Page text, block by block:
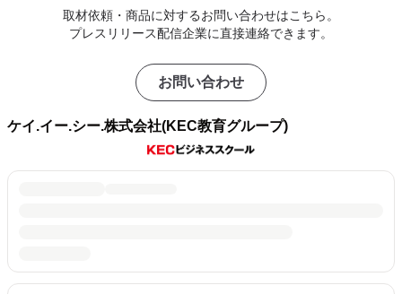
取材依頼・商品に対するお問い合わせはこちら。
プレスリリース配信企業に直接連絡できます。
お問い合わせ
ケイ.イー.シー.株式会社(KEC教育グループ)